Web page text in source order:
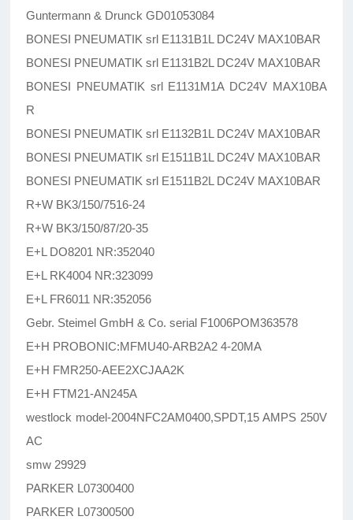
Guntermann & Drunck GD01053084
BONESI PNEUMATIK srl E1131B1L DC24V MAX10BAR
BONESI PNEUMATIK srl E1131B2L DC24V MAX10BAR
BONESI PNEUMATIK srl E1131M1A DC24V MAX10BA
R
BONESI PNEUMATIK srl E1132B1L DC24V MAX10BAR
BONESI PNEUMATIK srl E1511B1L DC24V MAX10BAR
BONESI PNEUMATIK srl E1511B2L DC24V MAX10BAR
R+W BK3/150/7516-24
R+W BK3/150/87/20-35
E+L DO8201 NR:352040
E+L RK4004 NR:323099
E+L FR6011 NR:352056
Gebr. Steimel GmbH & Co. serial F1006POM363578
E+H PROBONIC:MFMU40-ARB2A2 4-20MA
E+H FMR250-AEE2XCJAA2K
E+H FTM21-AN245A
westlock model-2004NFC2AM0400,SPDT,15 AMPS 250V
AC
smw 29929
PARKER L07300400
PARKER L07300500